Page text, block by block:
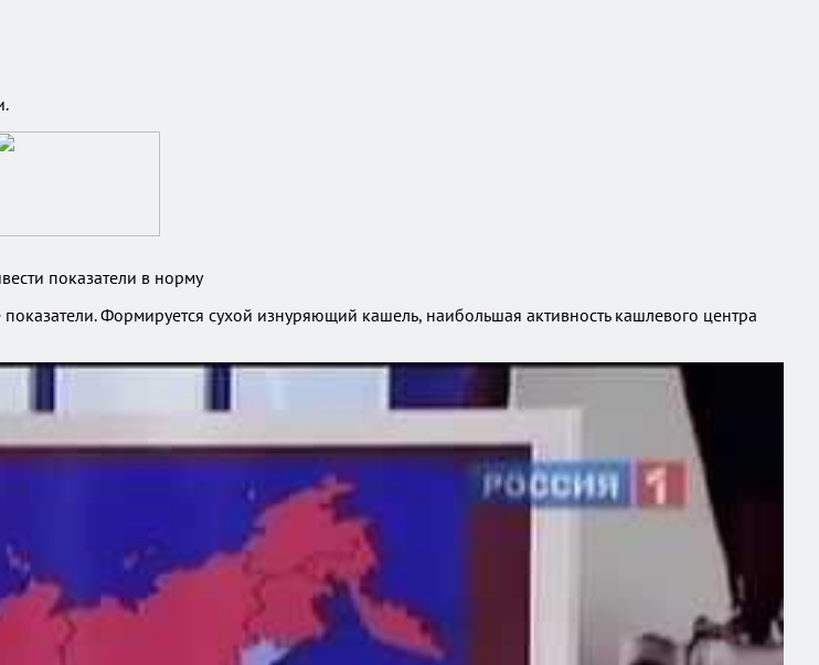
показатели в норму
Формируется сухой изнуряющий кашель, наибольшая активность кашлевого центра